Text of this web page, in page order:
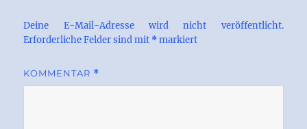
Deine E-Mail-Adresse wird nicht veröffentlicht.
Erforderliche Felder sind mit *markiert
KOMMENTAR *